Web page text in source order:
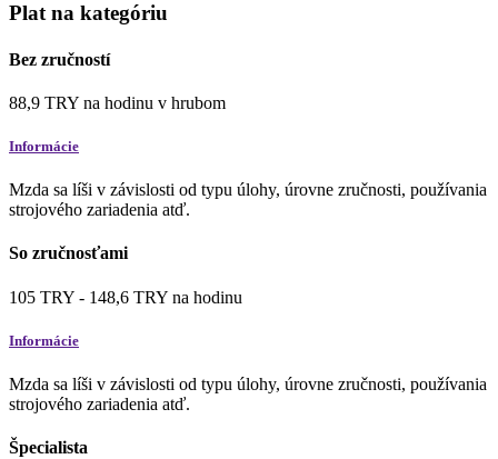
Plat na kategóriu
Bez zručností
88,9 TRY na hodinu v hrubom
Informácie
Mzda sa líši v závislosti od typu úlohy, úrovne zručnosti, používania
strojového zariadenia atď.
So zručnosťami
105 TRY - 148,6 TRY na hodinu
Informácie
Mzda sa líši v závislosti od typu úlohy, úrovne zručnosti, používania
strojového zariadenia atď.
Špecialista